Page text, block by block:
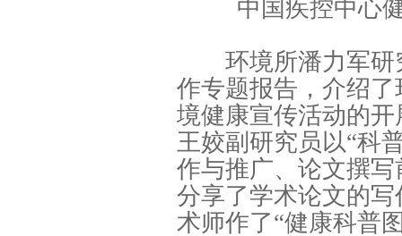
中国疾控中心
环境所潘力军研
作专题报告，介绍
境健康宣传活动的
王姣副研究员以“科
作与推广、论文撰
分享了学术论文的
术师作了“健康科普